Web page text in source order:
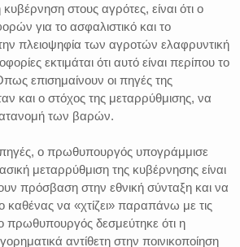
στους αγρότες, είναι ότι ο
για το ασφαλιστικό και το
την πλειοψηφία των αγροτών ελαφρυντική
εκτιμάται ότι αυτό είναι περίπου το
επισημαίνουν οι πηγές της
και ο στόχος της μεταρρύθμισης, να
των βαρών.
πηγές, ο πρωθυπουργός υπογράμμισε
μεταρρύθμιση της κυβέρνησης είναι
πρόσβαση στην εθνική σύνταξη και να
καθένας να «χτίζει» παραπάνω με τις
πρωθυπουργός δεσμεύτηκε ότι η
αντίθετη στην ποινικοποίηση